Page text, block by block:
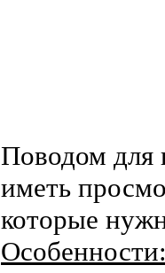
Поводом для
иметь
которые